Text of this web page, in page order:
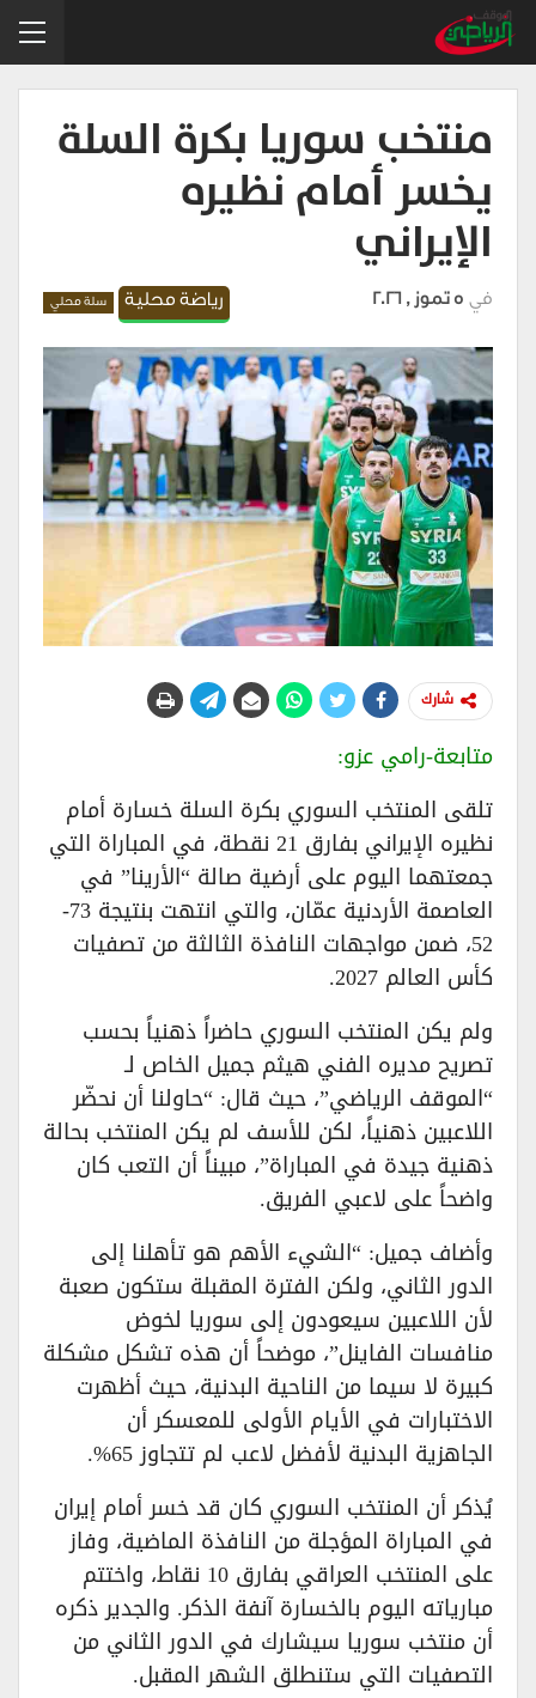
منتخب سوريا بكرة السلة
يخسر أمام نظيره
الإيراني
رياضة محلية سلة محلي في 5 تموز , 2026
شارك
متابعة-رامي عزو:
تلقى المنتخب السوري بكرة السلة خسارة أمام
نظيره الإيراني بفارق 21 نقطة، في المباراة التي
جمعتهما اليوم على أرضية صالة “الأرينا” في
العاصمة الأردنية عمّان، والتي انتهت بنتيجة 73-
52، ضمن مواجهات النافذة الثالثة من تصفيات
كأس العالم 2027.
ولم يكن المنتخب السوري حاضراً ذهنياً بحسب
تصريح مديره الفني هيثم جميل الخاص لـ
“الموقف الرياضي”، حيث قال: “حاولنا أن نحضّر
اللاعبين ذهنياً، لكن للأسف لم يكن المنتخب بحالة
ذهنية جيدة في المباراة”، مبيناً أن التعب كان
واضحاً على لاعبي الفريق.
وأضاف جميل: “الشيء الأهم هو تأهلنا إلى
الدور الثاني، ولكن الفترة المقبلة ستكون صعبة
لأن اللاعبين سيعودون إلى سوريا لخوض
منافسات الفاينل”، موضحاً أن هذه تشكل مشكلة
كبيرة لا سيما من الناحية البدنية، حيث أظهرت
الاختبارات في الأيام الأولى للمعسكر أن
الجاهزية البدنية لأفضل لاعب لم تتجاوز 65%.
يُذكر أن المنتخب السوري كان قد خسر أمام إيران
في المباراة المؤجلة من النافذة الماضية، وفاز
على المنتخب العراقي بفارق 10 نقاط، واختتم
مبارياته اليوم بالخسارة آنفة الذكر. والجدير ذكره
أن منتخب سوريا سيشارك في الدور الثاني من
التصفيات التي ستنطلق الشهر المقبل.